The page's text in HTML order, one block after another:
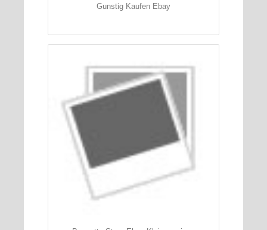
Gunstig Kaufen Ebay